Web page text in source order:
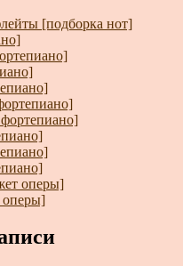
[подборка нот]
оперы]